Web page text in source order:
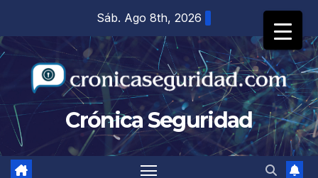
contenido
Sáb. Ago 8th, 2026
Crónica Seguridad